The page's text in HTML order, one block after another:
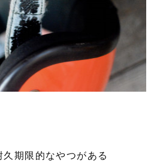
期限的なやつがある